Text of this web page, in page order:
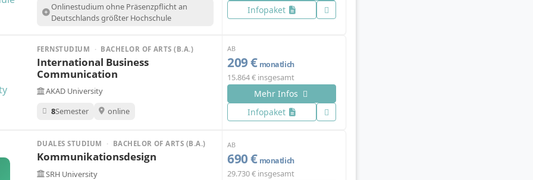
Onlinestudium ohne Präsenzpflicht an
Deutschlands größter Hochschule
Infopaket
FERNSTUDIUM · BACHELOR OF ARTS (B.A.)
International Business
Communication
AKAD University
8Semester online
AB
209 € monatlich
15.864 € insgesamt
Mehr Infos
Infopaket
DUALES STUDIUM · BACHELOR OF ARTS (B.A.)
Kommunikationsdesign
SRH University
AB
690 € monatlich
29.730 € insgesamt